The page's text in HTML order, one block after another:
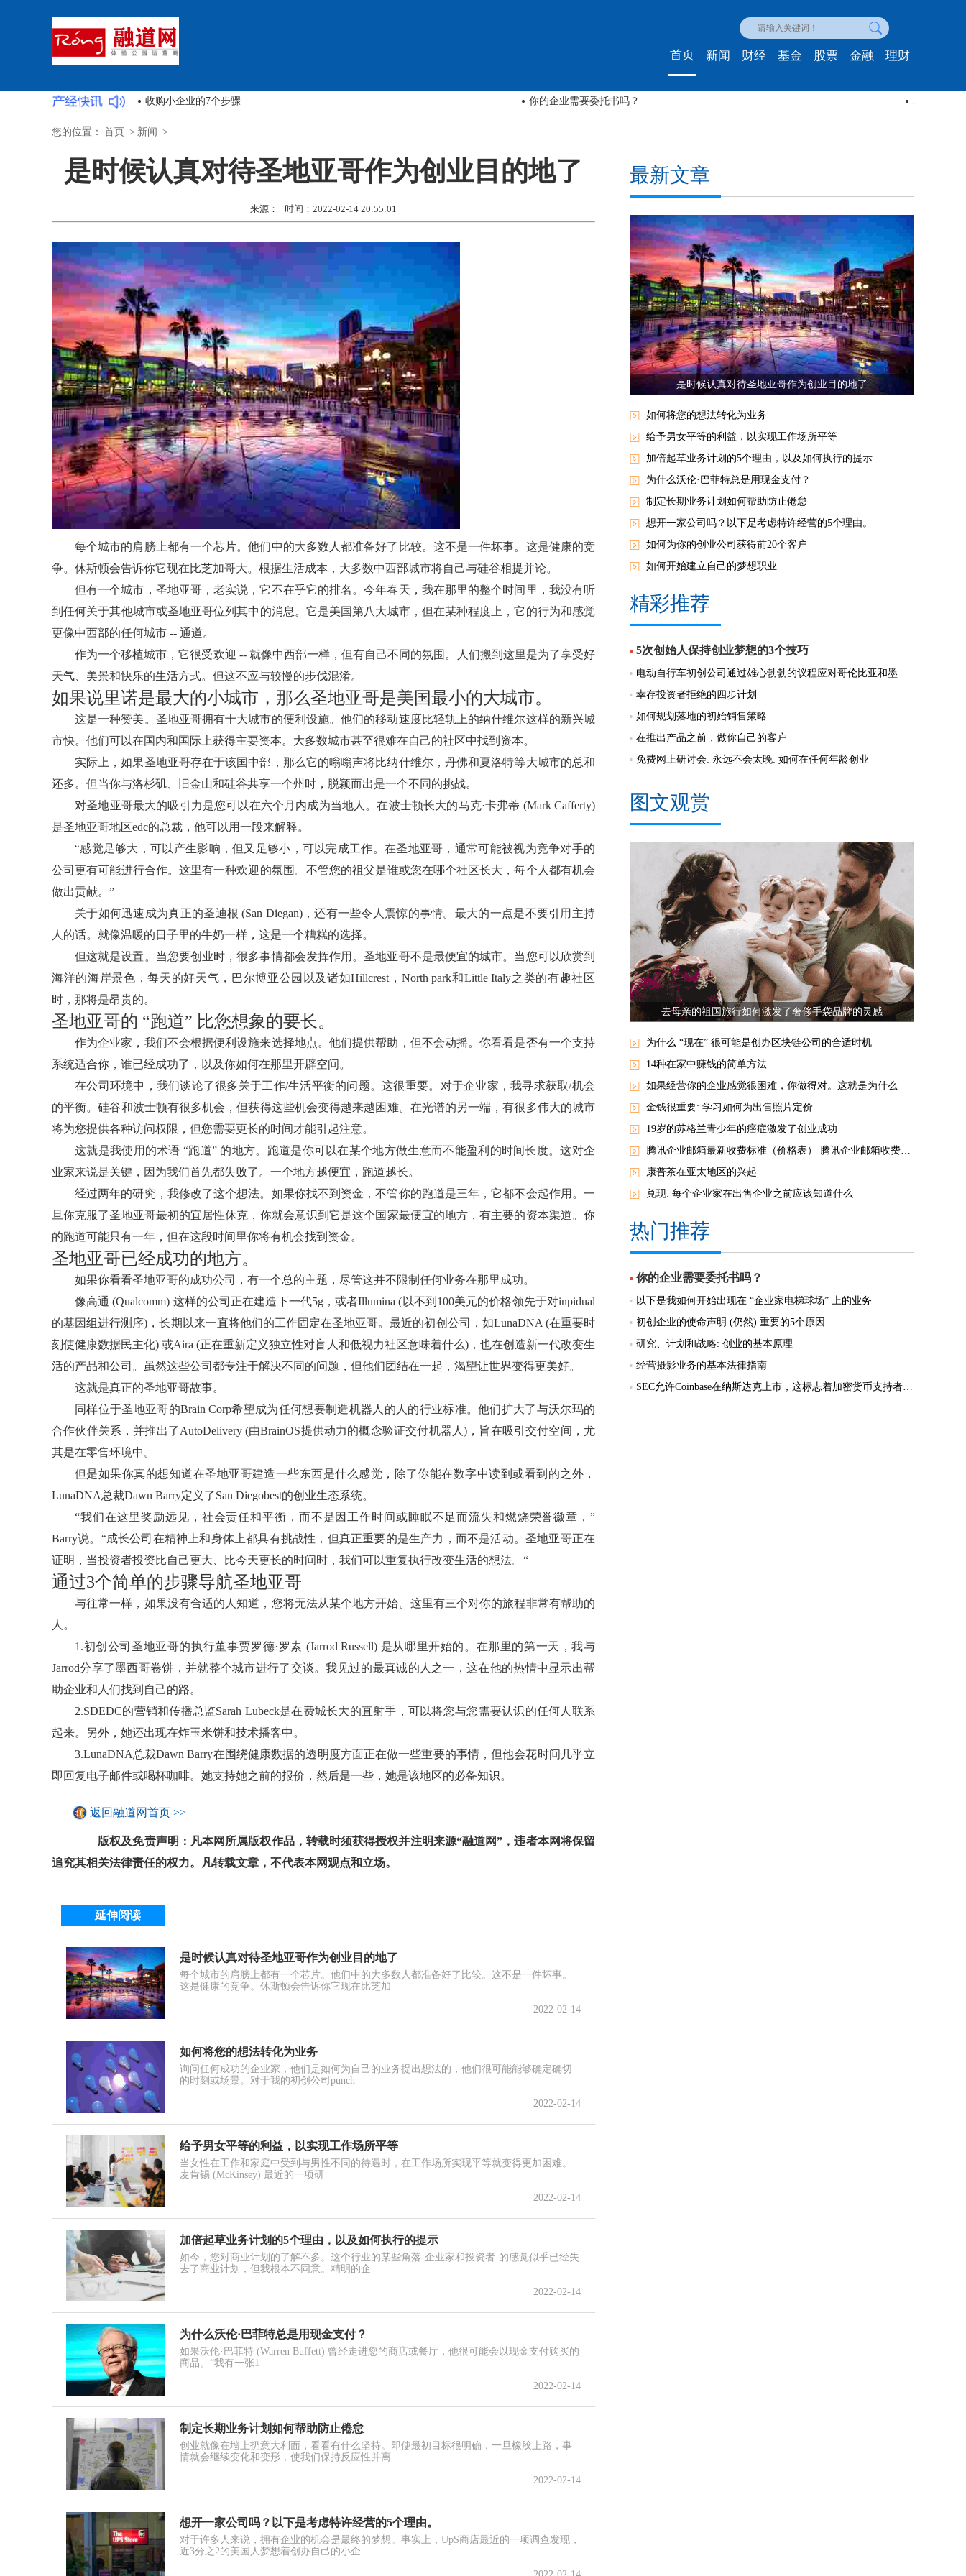
首页 新闻 财经 基金 股票 金融 理财
5次创始人保持创业梦想的3个技巧 去母亲的祖国旅行如何激发了奢侈手袋品牌的灵感 如何将您的
您的位置： 首页 > 新闻 >
是时候认真对待圣地亚哥作为创业目的地了
来源： 时间：2022-02-14 20:55:01
每个城市的肩膀上都有一个芯片。他们中的大多数人都准备好了比较。这不是一件坏事。这是健康的竞
争。休斯顿会告诉你它现在比芝加哥大。根据生活成本，大多数中西部城市将自己与硅谷相提并论。
但有一个城市，圣地亚哥，老实说，它不在乎它的排名。今年春天，我在那里的整个时间里，我没有听
到任何关于其他城市或圣地亚哥位列其中的消息。它是美国第八大城市，但在某种程度上，它的行为和感觉
更像中西部的任何城市 -- 通道。
作为一个移植城市，它很受欢迎 -- 就像中西部一样，但有自己不同的氛围。人们搬到这里是为了享受好
天气、美景和快乐的生活方式。但这不应与较慢的步伐混淆。
如果说里诺是最大的小城市，那么圣地亚哥是美国最小的大城市。
这是一种赞美。圣地亚哥拥有十大城市的便利设施。他们的移动速度比轻轨上的纳什维尔这样的新兴城
市快。他们可以在国内和国际上获得主要资本。大多数城市甚至很难在自己的社区中找到资本。
实际上，如果圣地亚哥存在于该国中部，那么它的嗡嗡声将比纳什维尔，丹佛和夏洛特等大城市的总和
还多。但当你与洛杉矶、旧金山和硅谷共享一个州时，脱颖而出是一个不同的挑战。
对圣地亚哥最大的吸引力是您可以在六个月内成为当地人。在波士顿长大的马克·卡弗蒂 (Mark Cafferty)
是圣地亚哥地区edc的总裁，他可以用一段来解释。
“感觉足够大，可以产生影响，但又足够小，可以完成工作。在圣地亚哥，通常可能被视为竞争对手的
公司更有可能进行合作。这里有一种欢迎的氛围。不管您的祖父是谁或您在哪个社区长大，每个人都有机会
做出贡献。”
关于如何迅速成为真正的圣迪根 (San Diegan)，还有一些令人震惊的事情。最大的一点是不要引用主持
人的话。就像温暖的日子里的牛奶一样，这是一个糟糕的选择。
但这就是设置。当您要创业时，很多事情都会发挥作用。圣地亚哥不是最便宜的城市。当您可以欣赏到
海洋的海岸景色，每天的好天气，巴尔博亚公园以及诸如Hillcrest，North park和Little Italy之类的有趣社区
时，那将是昂贵的。
圣地亚哥的 “跑道” 比您想象的要长。
作为企业家，我们不会根据便利设施来选择地点。他们提供帮助，但不会动摇。你看看是否有一个支持
系统适合你，谁已经成功了，以及你如何在那里开辟空间。
在公司环境中，我们谈论了很多关于工作/生活平衡的问题。这很重要。对于企业家，我寻求获取/机会
的平衡。硅谷和波士顿有很多机会，但获得这些机会变得越来越困难。在光谱的另一端，有很多伟大的城市
将为您提供各种访问权限，但您需要更长的时间才能引起注意。
这就是我使用的术语 “跑道” 的地方。跑道是你可以在某个地方做生意而不能盈利的时间长度。这对企
业家来说是关键，因为我们首先都失败了。一个地方越便宜，跑道越长。
经过两年的研究，我修改了这个想法。如果你找不到资金，不管你的跑道是三年，它都不会起作用。一
旦你克服了圣地亚哥最初的宜居性休克，你就会意识到它是这个国家最便宜的地方，有主要的资本渠道。你
的跑道可能只有一年，但在这段时间里你将有机会找到资金。
圣地亚哥已经成功的地方。
如果你看看圣地亚哥的成功公司，有一个总的主题，尽管这并不限制任何业务在那里成功。
像高通 (Qualcomm) 这样的公司正在建造下一代5g，或者Illumina (以不到100美元的价格领先于对inpidual
的基因组进行测序)，长期以来一直将他们的工作固定在圣地亚哥。最近的初创公司，如LunaDNA (在重要时
刻使健康数据民主化) 或Aira (正在重新定义独立性对盲人和低视力社区意味着什么)，也在创造新一代改变生
活的产品和公司。虽然这些公司都专注于解决不同的问题，但他们团结在一起，渴望让世界变得更美好。
这就是真正的圣地亚哥故事。
同样位于圣地亚哥的Brain Corp希望成为任何想要制造机器人的人的行业标准。他们扩大了与沃尔玛的
合作伙伴关系，并推出了AutoDelivery (由BrainOS提供动力的概念验证交付机器人)，旨在吸引交付空间，尤
其是在零售环境中。
但是如果你真的想知道在圣地亚哥建造一些东西是什么感觉，除了你能在数字中读到或看到的之外，
LunaDNA总裁Dawn Barry定义了San Diegobest的创业生态系统。
“我们在这里奖励远见，社会责任和平衡，而不是因工作时间或睡眠不足而流失和燃烧荣誉徽章，”
Barry说。“成长公司在精神上和身体上都具有挑战性，但真正重要的是生产力，而不是活动。圣地亚哥正在
证明，当投资者投资比自己更大、比今天更长的时间时，我们可以重复执行改变生活的想法。“
通过3个简单的步骤导航圣地亚哥
与往常一样，如果没有合适的人知道，您将无法从某个地方开始。这里有三个对你的旅程非常有帮助的
人。
1.初创公司圣地亚哥的执行董事贾罗德·罗素 (Jarrod Russell) 是从哪里开始的。在那里的第一天，我与
Jarrod分享了墨西哥卷饼，并就整个城市进行了交谈。我见过的最真诚的人之一，这在他的热情中显示出帮
助企业和人们找到自己的路。
2.SDEDC的营销和传播总监Sarah Lubeck是在费城长大的直射手，可以将您与您需要认识的任何人联系
起来。另外，她还出现在炸玉米饼和技术播客中。
3.LunaDNA总裁Dawn Barry在围绕健康数据的透明度方面正在做一些重要的事情，但他会花时间几乎立
即回复电子邮件或喝杯咖啡。她支持她之前的报价，然后是一些，她是该地区的必备知识。
返回融道网首页 >>
版权及免责声明：凡本网所属版权作品，转载时须获得授权并注明来源“融道网”，违者本网将保留
追究其相关法律责任的权力。凡转载文章，不代表本网观点和立场。
延伸阅读
是时候认真对待圣地亚哥作为创业目的地了
每个城市的肩膀上都有一个芯片。他们中的大多数人都准备好了比较。这不是一件坏事。
这是健康的竞争。休斯顿会告诉你它现在比芝加
2022-02-14
如何将您的想法转化为业务
询问任何成功的企业家，他们是如何为自己的业务提出想法的，他们很可能能够确定确切
的时刻或场景。对于我的初创公司punch
2022-02-14
给予男女平等的利益，以实现工作场所平等
当女性在工作和家庭中受到与男性不同的待遇时，在工作场所实现平等就变得更加困难。
麦肯锡 (McKinsey) 最近的一项研
2022-02-14
加倍起草业务计划的5个理由，以及如何执行的提示
如今，您对商业计划的了解不多。这个行业的某些角落-企业家和投资者-的感觉似乎已经失
去了商业计划，但我根本不同意。精明的企
2022-02-14
为什么沃伦·巴菲特总是用现金支付？
如果沃伦·巴菲特 (Warren Buffett) 曾经走进您的商店或餐厅，他很可能会以现金支付购买的
商品。“我有一张1
2022-02-14
制定长期业务计划如何帮助防止倦怠
创业就像在墙上扔意大利面，看看有什么坚持。即使最初目标很明确，一旦橡胶上路，事
情就会继续变化和变形，使我们保持反应性并离
2022-02-14
想开一家公司吗？以下是考虑特许经营的5个理由。
对于许多人来说，拥有企业的机会是最终的梦想。事实上，UpS商店最近的一项调查发现，
近3分之2的美国人梦想着创办自己的小企
最新文章
是时候认真对待圣地亚哥作为创业目的地了
如何将您的想法转化为业务
给予男女平等的利益，以实现工作场所平等
加倍起草业务计划的5个理由，以及如何执行的提示
为什么沃伦·巴菲特总是用现金支付？
制定长期业务计划如何帮助防止倦怠
想开一家公司吗？以下是考虑特许经营的5个理由。
如何为你的创业公司获得前20个客户
如何开始建立自己的梦想职业
精彩推荐
5次创始人保持创业梦想的3个技巧
电动自行车初创公司通过雄心勃勃的议程应对哥伦比亚和墨西哥的气候变化
幸存投资者拒绝的四步计划
如何规划落地的初始销售策略
在推出产品之前，做你自己的客户
免费网上研讨会: 永远不会太晚: 如何在任何年龄创业
图文观赏
去母亲的祖国旅行如何激发了奢侈手袋品牌的灵感
为什么 “现在” 很可能是创办区块链公司的合适时机
14种在家中赚钱的简单方法
如果经营你的企业感觉很困难，你做得对。这就是为什么
金钱很重要: 学习如何为出售照片定价
19岁的苏格兰青少年的癌症激发了创业成功
腾讯企业邮箱最新收费标准（价格表） 腾讯企业邮箱收费多少钱一年
康普茶在亚太地区的兴起
兑现: 每个企业家在出售企业之前应该知道什么
热门推荐
你的企业需要委托书吗？
以下是我如何开始出现在 “企业家电梯球场” 上的业务
初创企业的使命声明 (仍然) 重要的5个原因
研究、计划和战略: 创业的基本原理
经营摄影业务的基本法律指南
SEC允许Coinbase在纳斯达克上市，这标志着加密货币支持者的巨大胜利